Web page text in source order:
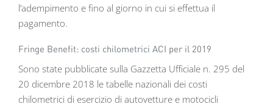
l’adempimento e fino al giorno in cui si effettua il
pagamento.
Fringe Benefit: costi chilometrici ACI per il 2019
Sono state pubblicate sulla Gazzetta Ufficiale n. 295 del
20 dicembre 2018 le tabelle nazionali dei costi
chilometrici di esercizio di autovetture e motocicli